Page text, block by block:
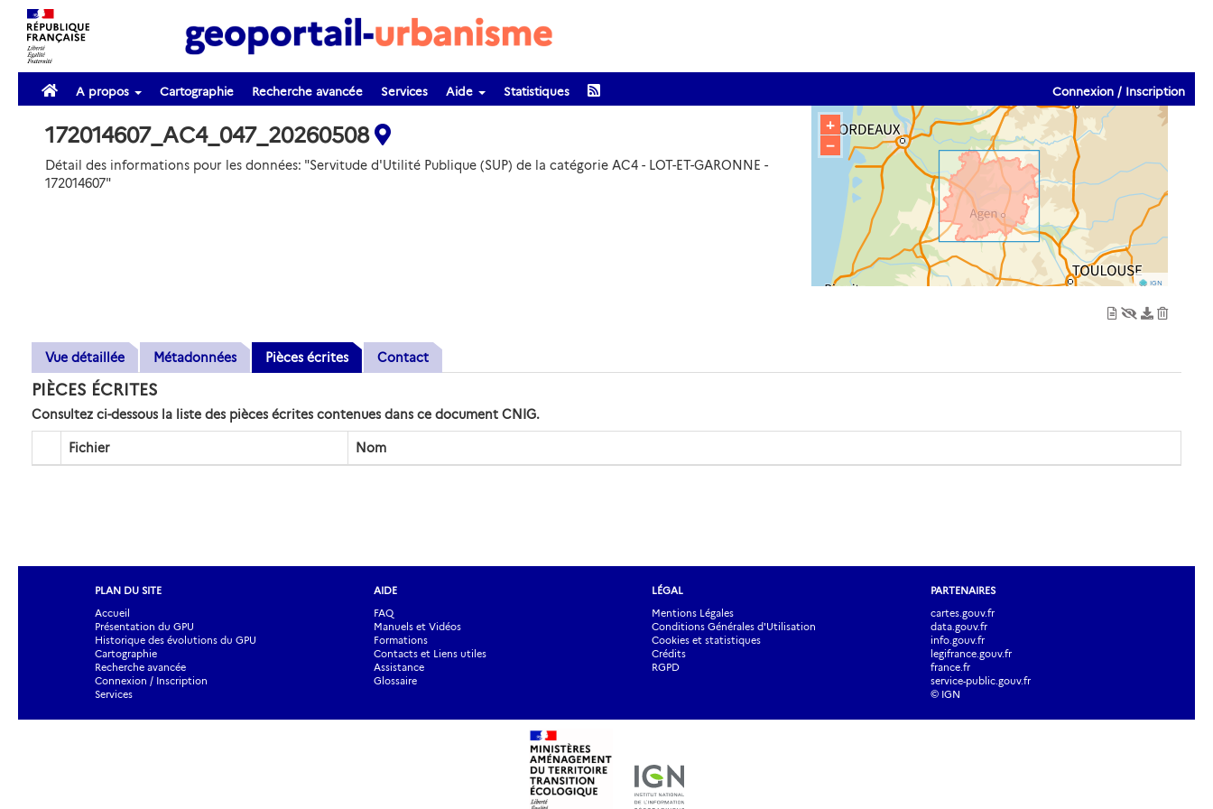
A propos Cartographie Recherche avancée Services Aide Statistiques Connexion / Inscription
172014607_AC4_047_20260508
Détail des informations pour les données: "Servitude d'Utilité Publique (SUP) de la catégorie AC4 - LOT-ET-GARONNE -
172014607"
+
−
IGN
Vue détaillée Métadonnées Pièces écrites Contact
PIÈCES ÉCRITES
Consultez ci-dessous la liste des pièces écrites contenues dans ce document CNIG.
Fichier Nom
PLAN DU SITE
Accueil
Présentation du GPU
Historique des évolutions du GPU
Cartographie
Recherche avancée
Connexion / Inscription
Services
AIDE
FAQ
Manuels et Vidéos
Formations
Contacts et Liens utiles
Assistance
Glossaire
LÉGAL
Mentions Légales
Conditions Générales d'Utilisation
Cookies et statistiques
Crédits
RGPD
PARTENAIRES
cartes.gouv.fr
data.gouv.fr
info.gouv.fr
legifrance.gouv.fr
france.fr
service-public.gouv.fr
© IGN